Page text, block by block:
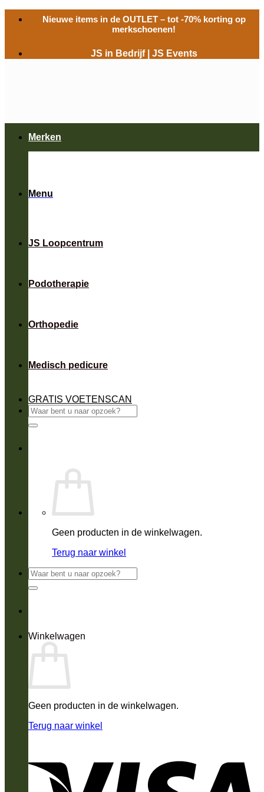
naar
Nieuwe items in de OUTLET– tot -70% korting op
merkschoenen!
JS in Bedrijf JS Events
Menu
JS Loopcentrum
Podotherapie
Orthopedie
Medisch pedicure
GRATIS VOETENSCAN
Zoeken
naar:
Geen producten in de winkelwagen.
Terug naar winkel
Zoeken
naar:
Winkelwagen
Geen producten in de winkelwagen.
Terug naar winkel
Merken